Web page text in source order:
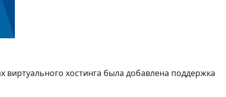
хостинга была добавлена поддержка